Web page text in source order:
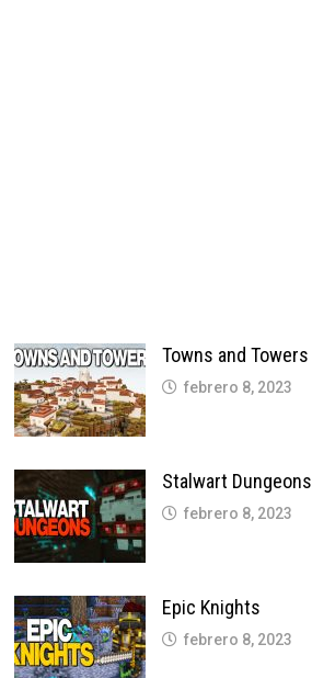
Towns and Towers
febrero 8, 2023
Stalwart Dungeons
febrero 8, 2023
Epic Knights
febrero 8, 2023